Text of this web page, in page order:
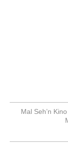
Mal Seh’n